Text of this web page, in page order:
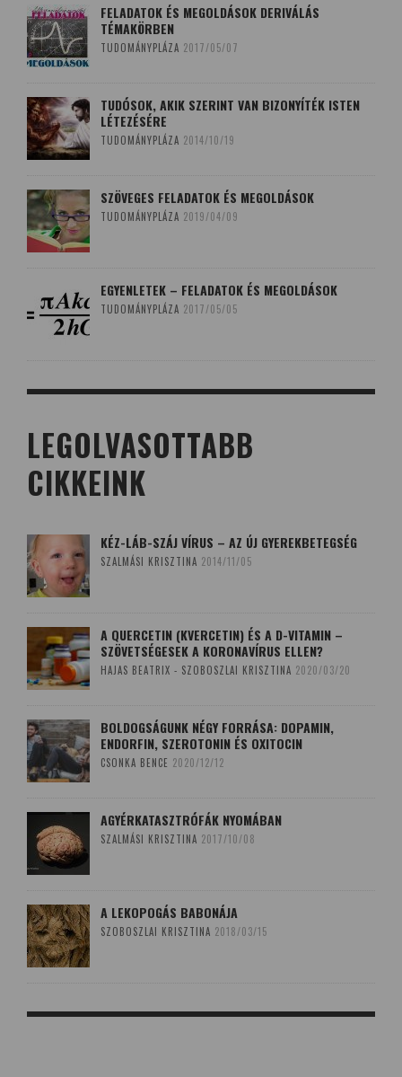
FELADATOK ÉS MEGOLDÁSOK DERIVÁLÁS
TÉMAKÖRBEN
TUDOMÁNYPLÁZA 2017/05/07
TUDÓSOK, AKIK SZERINT VAN BIZONYÍTÉK ISTEN
LÉTEZÉSÉRE
TUDOMÁNYPLÁZA 2014/10/19
SZÖVEGES FELADATOK ÉS MEGOLDÁSOK
TUDOMÁNYPLÁZA 2019/04/09
EGYENLETEK – FELADATOK ÉS MEGOLDÁSOK
TUDOMÁNYPLÁZA 2017/05/05
LEGOLVASOTTABB
CIKKEINK
KÉZ-LÁB-SZÁJ VÍRUS – AZ ÚJ GYEREKBETEGSÉG
SZALMÁSI KRISZTINA 2014/11/05
A QUERCETIN (KVERCETIN) ÉS A D-VITAMIN –
SZÖVETSÉGESEK A KORONAVÍRUS ELLEN?
HAJAS BEATRIX - SZOBOSZLAI KRISZTINA 2020/03/20
BOLDOGSÁGUNK NÉGY FORRÁSA: DOPAMIN,
ENDORFIN, SZEROTONIN ÉS OXITOCIN
CSONKA BENCE 2020/12/12
AGYÉRKATASZTRÓFÁK NYOMÁBAN
SZALMÁSI KRISZTINA 2017/10/08
A LEKOPOGÁS BABONÁJA
SZOBOSZLAI KRISZTINA 2018/03/15